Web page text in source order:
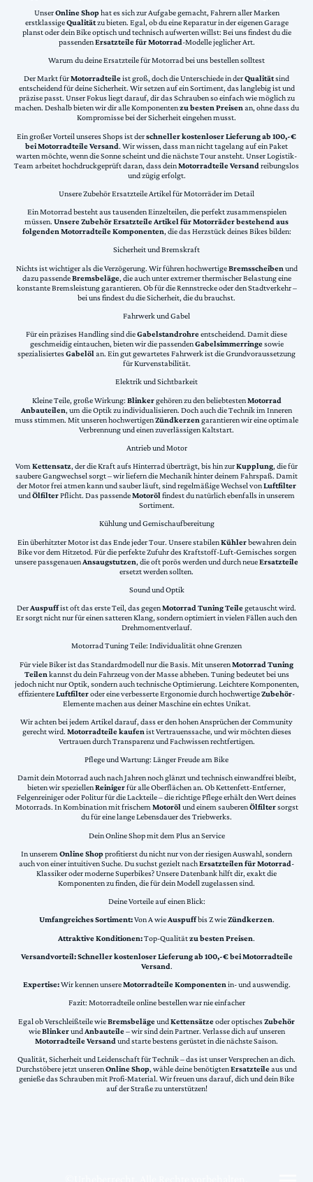
UnserOnline Shophat es sich zur Aufgabe gemacht, Fahrern aller Marken
erstklassigeQualitätzu bieten. Egal, ob du eine Reparatur in der eigenen Garage
planst oder dein Bike optisch und technisch aufwerten willst: Bei uns findest du die
passendenErsatzteile für Motorrad-Modelle jeglicher Art.
Warum du deine Ersatzteile für Motorrad bei uns bestellen solltest
Der Markt fürMotorradteileist groß, doch die Unterschiede in derQualitätsind
entscheidend für deine Sicherheit. Wir setzen auf ein Sortiment, das langlebig ist und
präzise passt. Unser Fokus liegt darauf, dir das Schrauben so einfach wie möglich zu
machen. Deshalb bieten wir dir alle Komponentenzu besten Preisenan, ohne dass du
Kompromisse bei der Sicherheit eingehen musst.
Ein großer Vorteil unseres Shops ist derschneller kostenloser Lieferung ab 100,-€
bei Motorradteile Versand. Wir wissen, dass man nicht tagelang auf ein Paket
warten möchte, wenn die Sonne scheint und die nächste Tour ansteht. Unser Logistik-
Team arbeitet hochdruckgeprüft daran, dass deinMotorradteile Versand reibungslos
und zügig erfolgt.
Unsere Zubehör Ersatzteile Artikel für Motorräder im Detail
Ein Motorrad besteht aus tausenden Einzelteilen, die perfekt zusammenspielen
müssen. Unsere Zubehör Ersatzteile Artikel für Motorräder bestehend aus
folgenden Motorradteile Komponenten, die das Herzstück deines Bikes bilden:
Sicherheit und Bremskraft
Nichts ist wichtiger als die Verzögerung. Wir führen hochwertigeBremsscheiben und
dazu passendeBremsbeläge, die auch unter extremer thermischer Belastung eine
konstante Bremsleistung garantieren. Ob für die Rennstrecke oder den Stadtverkehr –
bei uns findest du die Sicherheit, die du brauchst.
Fahrwerk und Gabel
Für ein präzises Handling sind dieGabelstandrohreentscheidend. Damit diese
geschmeidig eintauchen, bieten wir die passendenGabelsimmerringesowie
spezialisiertesGabelölan. Ein gut gewartetes Fahrwerk ist die Grundvoraussetzung
für Kurvenstabilität.
Elektrik und Sichtbarkeit
Kleine Teile, große Wirkung: Blinkergehören zu den beliebtestenMotorrad
Anbauteilen, um die Optik zu individualisieren. Doch auch die Technik im Inneren
muss stimmen. Mit unseren hochwertigenZündkerzen garantieren wir eine optimale
Verbrennung und einen zuverlässigen Kaltstart.
Antrieb und Motor
VomKettensatz, der die Kraft aufs Hinterrad überträgt, bis hin zurKupplung, die für
saubere Gangwechsel sorgt – wir liefern die Mechanik hinter deinem Fahrspaß. Damit
der Motor frei atmen kann und sauber läuft, sind regelmäßige Wechsel vonLuftfilter
undÖlfilterPflicht. Das passendeMotorölfindest du natürlich ebenfalls in unserem
Sortiment.
Kühlung und Gemischaufbereitung
Ein überhitzter Motor ist das Ende jeder Tour. Unsere stabilenKühlerbewahren dein
Bike vor dem Hitzetod. Für die perfekte Zufuhr des Kraftstoff-Luft-Gemisches sorgen
unsere passgenauenAnsaugstutzen, die oft porös werden und durch neueErsatzteile
ersetzt werden sollten.
Sound und Optik
DerAuspuffist oft das erste Teil, das gegenMotorrad Tuning Teilegetauscht wird.
Er sorgt nicht nur für einen satteren Klang, sondern optimiert in vielen Fällen auch den
Drehmomentverlauf.
Motorrad Tuning Teile: Individualität ohne Grenzen
Für viele Biker ist das Standardmodell nur die Basis. Mit unserenMotorrad Tuning
Teilen kannst du dein Fahrzeug von der Masse abheben. Tuning bedeutet bei uns
jedoch nicht nur Optik, sondern auch technische Optimierung. Leichtere Komponenten,
effizientereLuftfilteroder eine verbesserte Ergonomie durch hochwertigeZubehör-
Elemente machen aus deiner Maschine ein echtes Unikat.
Wir achten bei jedem Artikel darauf, dass er den hohen Ansprüchen der Community
gerecht wird. Motorradteile kaufen ist Vertrauenssache, und wir möchten dieses
Vertrauen durch Transparenz und Fachwissen rechtfertigen.
Pflege und Wartung: Länger Freude am Bike
Damit dein Motorrad auch nach Jahren noch glänzt und technisch einwandfrei bleibt,
bieten wir speziellenReinigerfür alle Oberflächen an. Ob Kettenfett-Entferner,
Felgenreiniger oder Politur für die Lackteile – die richtige Pflege erhält den Wert deines
Motorrads. In Kombination mit frischemMotorölund einem sauberenÖlfiltersorgst
du für eine lange Lebensdauer des Triebwerks.
Dein Online Shop mit dem Plus an Service
In unserem Online Shopprofitierst du nicht nur von der riesigen Auswahl, sondern
auch von einer intuitiven Suche. Du suchst gezielt nachErsatzteilen für Motorrad-
Klassiker oder moderne Superbikes? Unsere Datenbank hilft dir, exakt die
Komponenten zu finden, die für dein Modell zugelassen sind.
Deine Vorteile auf einen Blick:
Umfangreiches Sortiment:Von A wieAuspuffbis Z wieZündkerzen.
Attraktive Konditionen:Top-Qualitätzu besten Preisen.
Versandvorteil:Schneller kostenloser Lieferung ab 100,-€ bei Motorradteile
Versand.
Expertise:Wir kennen unsereMotorradteile Komponentenin- und auswendig.
Fazit: Motorradteile online bestellen war nie einfacher
Egal ob Verschleißteile wieBremsbelägeundKettensätzeoder optischesZubehör
wieBlinkerundAnbauteile– wir sind dein Partner. Verlasse dich auf unseren
Motorradteile Versand und starte bestens gerüstet in die nächste Saison.
Qualität, Sicherheit und Leidenschaft für Technik – das ist unser Versprechen an dich.
Durchstöbere jetzt unserenOnline Shop, wähle deine benötigtenErsatzteileaus und
genieße das Schrauben mit Profi-Material. Wir freuen uns darauf, dich und dein Bike
auf der Straße zu unterstützen!